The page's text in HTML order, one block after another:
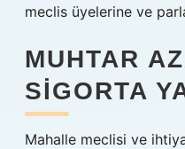
meclis üyelerine ve
MUHTAR
SIGORTA
Mahalle meclisi ve